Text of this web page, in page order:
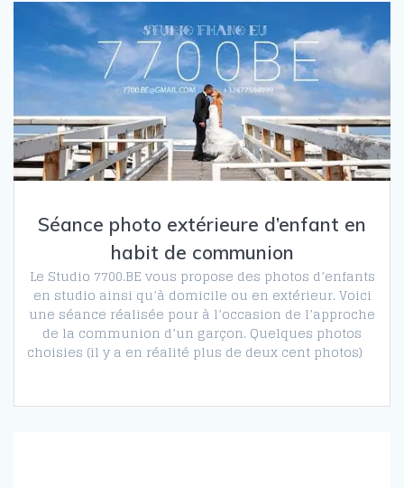
Séance photo extérieure d’enfant en
habit de communion
Le Studio 7700.BE vous propose des photos d’enfants
en studio ainsi qu’à domicile ou en extérieur. Voici
une séance réalisée pour à l’occasion de l’approche
de la communion d’un garçon. Quelques photos
choisies (il y a en réalité plus de deux cent photos)